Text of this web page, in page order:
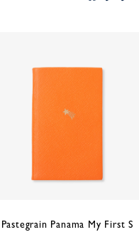
Pastegrain Panama My First S